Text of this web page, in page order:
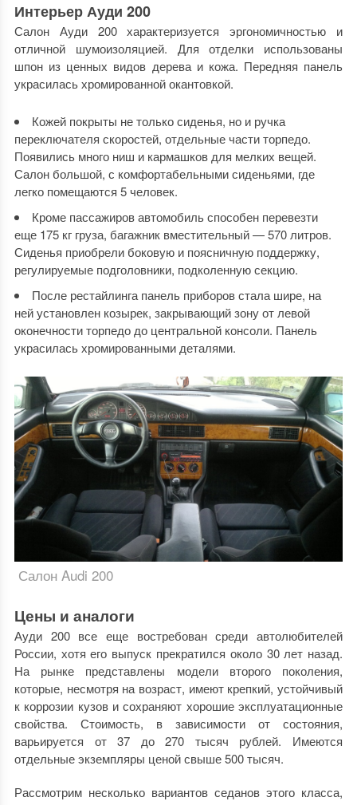
Интерьер Ауди 200
Салон Ауди 200 характеризуется эргономичностью и
отличной шумоизоляцией. Для отделки использованы
шпон из ценных видов дерева и кожа. Передняя панель
украсилась хромированной окантовкой.
Кожей покрыты не только сиденья, но и ручка
переключателя скоростей, отдельные части торпедо.
Появились много ниш и кармашков для мелких вещей.
Салон большой, с комфортабельными сиденьями, где
легко помещаются 5 человек.
Кроме пассажиров автомобиль способен перевезти
еще 175 кг груза, багажник вместительный — 570 литров.
Сиденья приобрели боковую и поясничную поддержку,
регулируемые подголовники, подколенную секцию.
После рестайлинга панель приборов стала шире, на
ней установлен козырек, закрывающий зону от левой
оконечности торпедо до центральной консоли. Панель
украсилась хромированными деталями.
Салон Audi 200
Цены и аналоги
Ауди 200 все еще востребован среди автолюбителей
России, хотя его выпуск прекратился около 30 лет назад.
На рынке представлены модели второго поколения,
которые, несмотря на возраст, имеют крепкий, устойчивый
к коррозии кузов и сохраняют хорошие эксплуатационные
свойства. Стоимость, в зависимости от состояния,
варьируется от 37 до 270 тысяч рублей. Имеются
отдельные экземпляры ценой свыше 500 тысяч.
Рассмотрим несколько вариантов седанов этого класса,